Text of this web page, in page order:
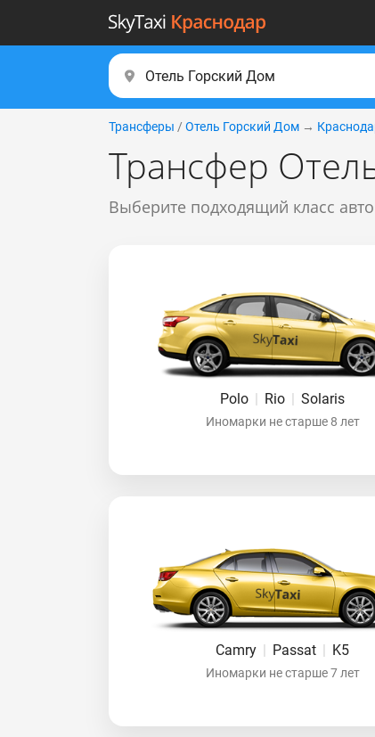
Трансферы / Отель Горский Дом →
Трансфер
Выберите подходящий класс авто
Polo | Rio | Solaris
Иномарки не старше 8 лет
Camry | Passat | K5
Иномарки не старше 7 лет